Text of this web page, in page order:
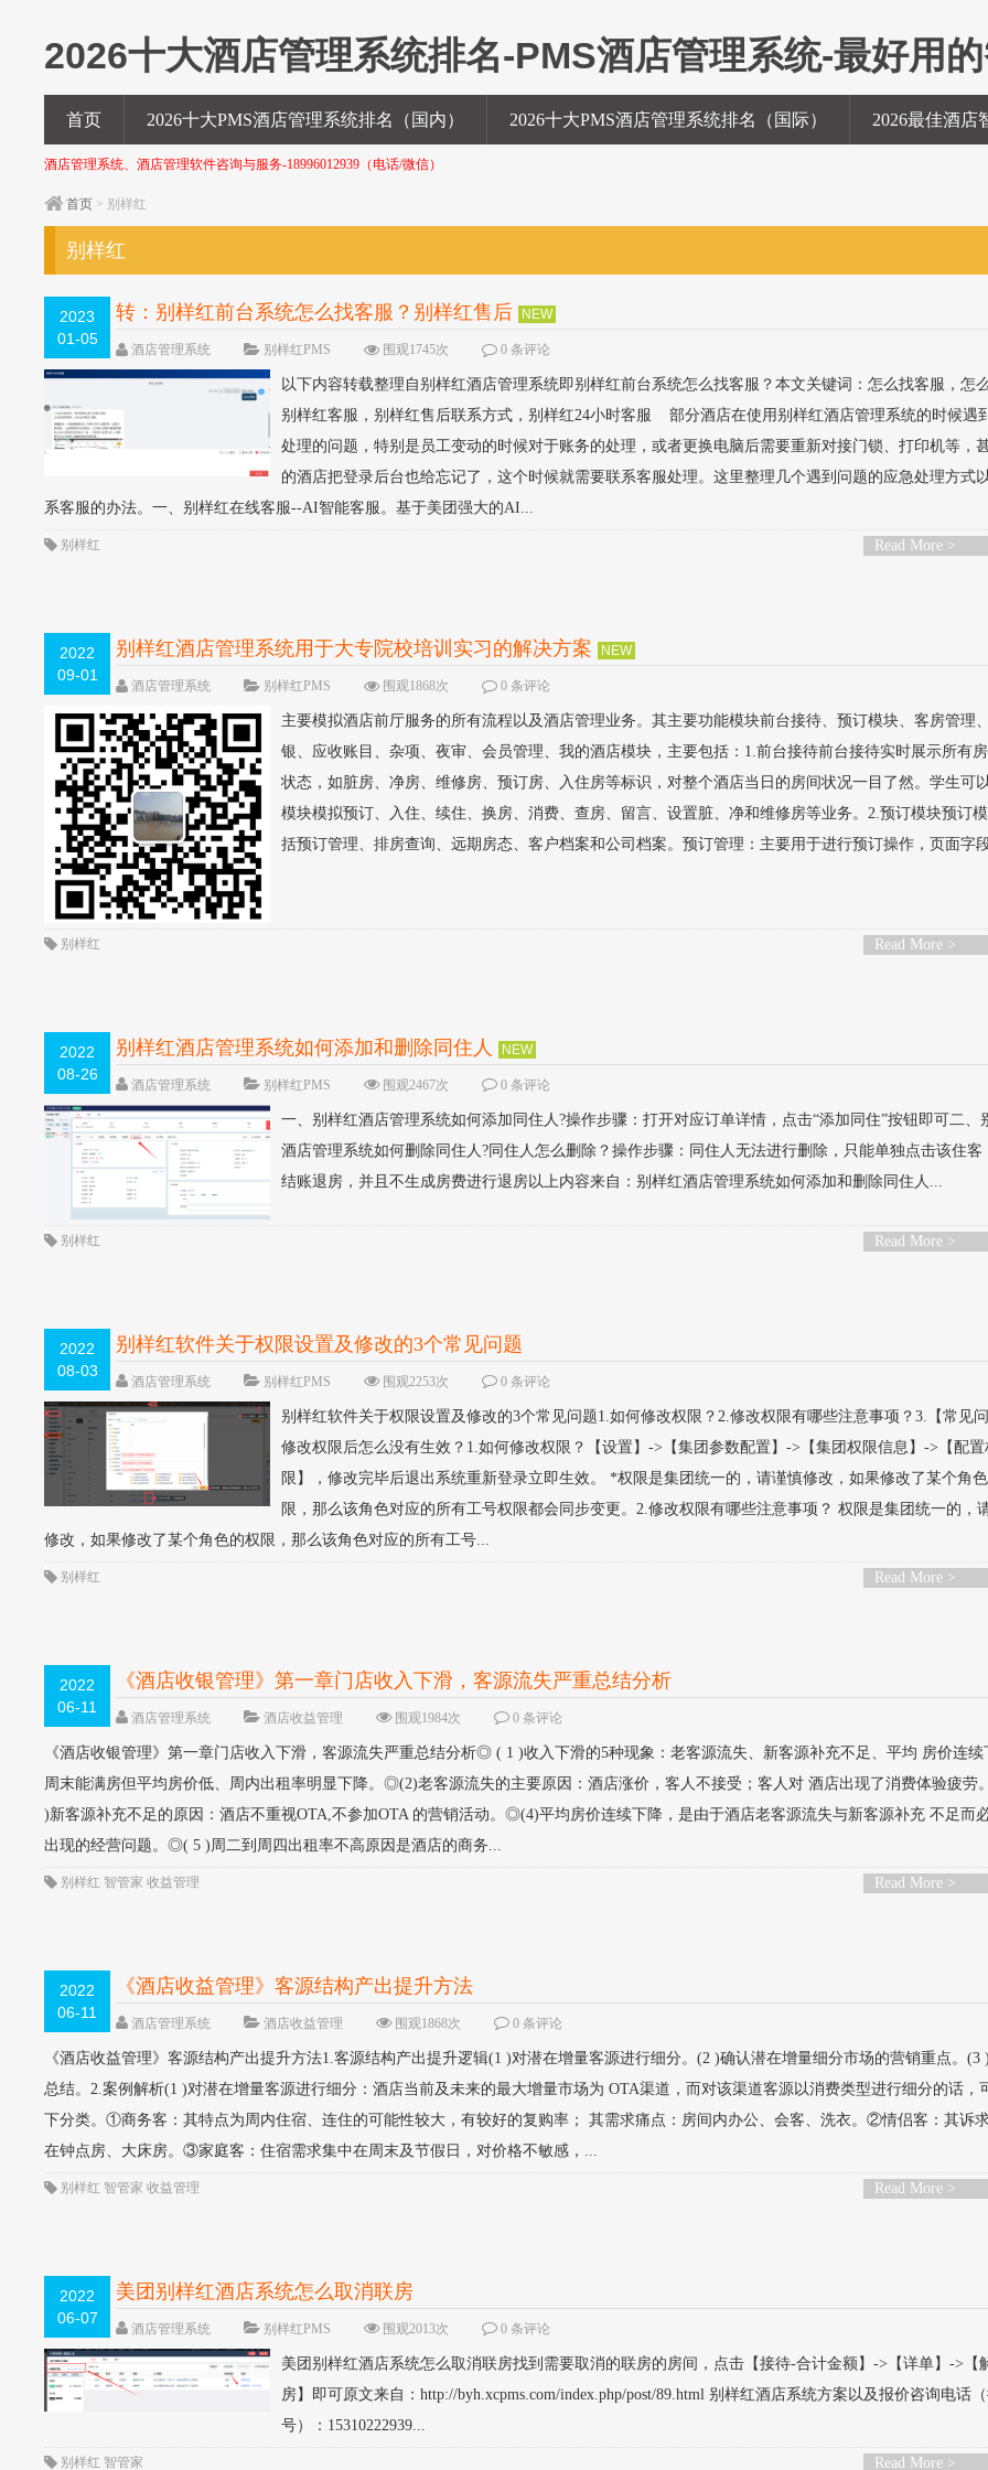
2026十大酒店管理系统排名-PMS酒店管理系统-最好用
酒店管理软件，酒店管理系统，前台系统，英文版PMS酒店管理系统
首页 2026十大PMS酒店管理系统排名（国内） 2026十大PMS酒店管理系统排名（国际） 2026最佳酒店
酒店管理系统、酒店管理软件咨询与服务-18996012939（电话/微信）
首页 > 别样红
别样红
2023
01-05
转：别样红前台系统怎么找客服？别样红售后 NEW
酒店管理系统 别样红PMS 围观1745次 0 条评论
以下内容转载整理自别样红酒店管理系统即别样红前台系统怎么找客服？本文关键词：怎么找客服，怎
别样红客服，别样红售后联系方式，别样红24小时客服 部分酒店在使用别样红酒店管理系统的时候遇
处理的问题，特别是员工变动的时候对于账务的处理，或者更换电脑后需要重新对接门锁、打印机等，
的酒店把登录后台也给忘记了，这个时候就需要联系客服处理。这里整理几个遇到问题的应急处理方式
系客服的办法。一、别样红在线客服--AI智能客服。基于美团强大的AI...
Read More >
别样红
2022
09-01
别样红酒店管理系统用于大专院校培训实习的解决方案 NEW
酒店管理系统 别样红PMS 围观1868次 0 条评论
主要模拟酒店前厅服务的所有流程以及酒店管理业务。其主要功能模块前台接待、预订模块、客房管理
银、应收账目、杂项、夜审、会员管理、我的酒店模块，主要包括：1.前台接待前台接待实时展示所有
状态，如脏房、净房、维修房、预订房、入住房等标识，对整个酒店当日的房间状况一目了然。学生可
模块模拟预订、入住、续住、换房、消费、查房、留言、设置脏、净和维修房等业务。2.预订模块预订
括预订管理、排房查询、远期房态、客户档案和公司档案。预订管理：主要用于进行预订操作，页面字
Read More >
别样红
2022
08-26
别样红酒店管理系统如何添加和删除同住人 NEW
酒店管理系统 别样红PMS 围观2467次 0 条评论
一、别样红酒店管理系统如何添加同住人?操作步骤：打开对应订单详情，点击“添加同住”按钮即可二、
酒店管理系统如何删除同住人?同住人怎么删除？操作步骤：同住人无法进行删除，只能单独点击该住客
结账退房，并且不生成房费进行退房以上内容来自：别样红酒店管理系统如何添加和删除同住人...
Read More >
别样红
2022
08-03
别样红软件关于权限设置及修改的3个常见问题
酒店管理系统 别样红PMS 围观2253次 0 条评论
别样红软件关于权限设置及修改的3个常见问题1.如何修改权限？2.修改权限有哪些注意事项？3.【常见问
修改权限后怎么没有生效？1.如何修改权限？【设置】->【集团参数配置】->【集团权限信息】->【配置
限】，修改完毕后退出系统重新登录立即生效。 *权限是集团统一的，请谨慎修改，如果修改了某个角
限，那么该角色对应的所有工号权限都会同步变更。2.修改权限有哪些注意事项？ 权限是集团统一的，
修改，如果修改了某个角色的权限，那么该角色对应的所有工号...
Read More >
别样红
2022
06-11
《酒店收银管理》第一章门店收入下滑，客源流失严重总结分析
酒店管理系统 酒店收益管理 围观1984次 0 条评论
《酒店收银管理》第一章门店收入下滑，客源流失严重总结分析◎ ( 1 )收入下滑的5种现象：老客源流失、新客源补充不足、平均 房价连续
周末能满房但平均房价低、周内出租率明显下降。◎(2)老客源流失的主要原因：酒店涨价，客人不接受；客人对 酒店出现了消费体验疲劳
)新客源补充不足的原因：酒店不重视OTA,不参加OTA 的营销活动。◎(4)平均房价连续下降，是由于酒店老客源流失与新客源补充 不足而
出现的经营问题。◎( 5 )周二到周四出租率不高原因是酒店的商务...
Read More >
别样红 智管家 收益管理
2022
06-11
《酒店收益管理》客源结构产出提升方法
酒店管理系统 酒店收益管理 围观1868次 0 条评论
《酒店收益管理》客源结构产出提升方法1.客源结构产出提升逻辑(1 )对潜在增量客源进行细分。(2 )确认潜在增量细分市场的营销重点。(3
总结。2.案例解析(1 )对潜在增量客源进行细分：酒店当前及未来的最大增量市场为 OTA渠道，而对该渠道客源以消费类型进行细分的话，
下分类。①商务客：其特点为周内住宿、连住的可能性较大，有较好的复购率； 其需求痛点：房间内办公、会客、洗衣。②情侣客：其诉
在钟点房、大床房。③家庭客：住宿需求集中在周末及节假日，对价格不敏感，...
Read More >
别样红 智管家 收益管理
2022
06-07
美团别样红酒店系统怎么取消联房
酒店管理系统 别样红PMS 围观2013次 0 条评论
美团别样红酒店系统怎么取消联房找到需要取消的联房的房间，点击【接待-合计金额】->【详单】->【
房】即可原文来自：http://byh.xcpms.com/index.php/post/89.html 别样红酒店系统方案以及报价咨询电话
号）：15310222939...
Read More >
别样红 智管家